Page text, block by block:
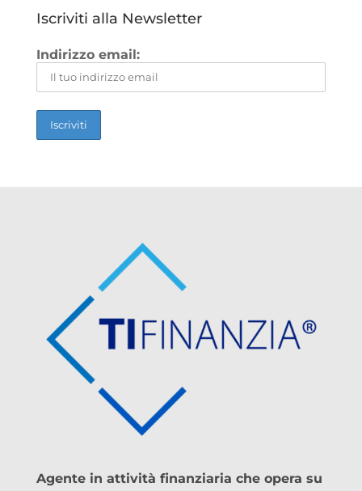
Iscriviti alla Newsletter
Indirizzo email:
Agente in attività finanziaria che opera su